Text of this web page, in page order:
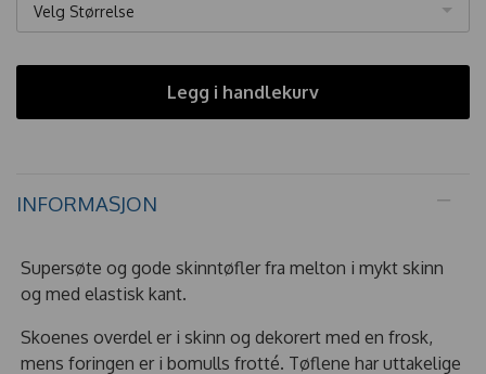
Velg Størrelse
Legg i handlekurv
INFORMASJON
Supersøte og gode skinntøfler fra melton i mykt skinn
og med elastisk kant.
Skoenes overdel er i skinn og dekorert med en frosk,
mens foringen er i bomulls frotté. Tøflene har uttakelige